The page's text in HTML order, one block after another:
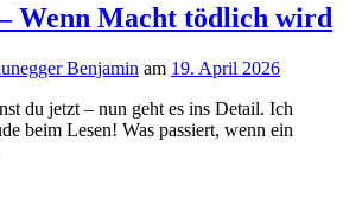
Wenn Macht tödlich wird
Benjamin am 19. April 2026
du jetzt – nun geht es ins Detail. Ich
beim Lesen! Was passiert, wenn ein